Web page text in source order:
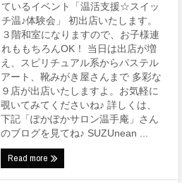
ているイベント「温活支援☆スイッ
チ温♪体験会」 初出店いたします。
３階和室になりますので、お子様連
れももちろんOK！ 当日は出店が増
え、スピリチュアル系からパステル
アート、靴みがき屋さんまで 多彩な
９店が出店いたしますよ。お気軽に
覗いてみてくださいね♪ 詳しくは、
下記「ぽかぽかサロン温手庵」さん
のブログを見てね♪ SUZUnean ...
Read more